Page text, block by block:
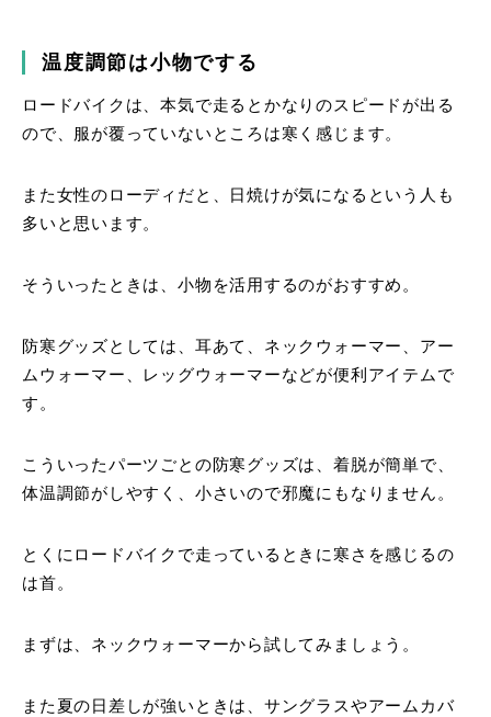
温度調節は小物でする
ロードバイクは、本気で走るとかなりのスピードが出る
ので、服が覆っていないところは寒く感じます。
また女性のローディだと、日焼けが気になるという人も
多いと思います。
そういったときは、小物を活用するのがおすすめ。
防寒グッズとしては、耳あて、ネックウォーマー、アー
ムウォーマー、レッグウォーマーなどが便利アイテムで
す。
こういったパーツごとの防寒グッズは、着脱が簡単で、
体温調節がしやすく、小さいので邪魔にもなりません。
とくにロードバイクで走っているときに寒さを感じるの
は首。
まずは、ネックウォーマーから試してみましょう。
また夏の日差しが強いときは、サングラスやアームカバ